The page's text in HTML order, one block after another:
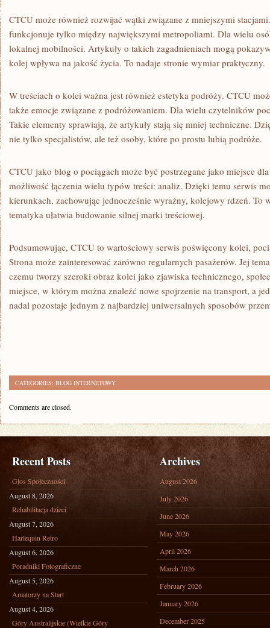
CTCU może również rozwijać wątki związane z mniejszymi
funkcjonuje tylko między największymi metropoliami. Dla wielu
lokalnej mobilności. Artykuły o takich zagadnieniach mogą
kolej wpływa na jakość życia. To nadaje stronie wymiar praktyczny.
W treściach o kolei ważna jest również estetyka podróży. CTCU
także emocje związane z podróżowaniem. Dla wielu czytelników
Takie elementy sprawiają, że artykuły stają się mniej techniczne.
nie tylko specjalistów, ale też osoby, które po prostu lubią podróże.
CTCU jako blog o pociągach może być postrzegane jako miejsce
możliwość łączenia wielu typów treści: analiz. Dzięki temu serwis
kierunkach, zachowując jednocześnie wyraźny, kolejowy rdzeń. To
tematyka ułatwia budowanie silnej marki treściowej.
Podsumowując, CTCU to wartościowy serwis poświęcony kolei,
Strona może zainteresować zarówno regularnych pasażerów. Jej
czemu tworzy szeroki obraz kolei jako zjawiska technicznego,
miejsce, w którym można znaleźć nowe spojrzenie na transport, a
nadal pozostaje jednym z najbardziej uniwersalnych sposobów
CATEGORIES: BLOG INTERNETOWY
Comments are closed.
Recent Posts
Głos Społeczności
August 8, 2026
Rehabilitacja dzieci
August 7, 2026
Harlequin Retro
August 6, 2026
Poradniki Fotograficzne
August 5, 2026
Amatorzy na Start
August 4, 2026
Góry Australijskie (Wielkie Góry
Archives
August 2026
July 2026
June 2026
May 2026
April 2026
March 2026
February 2026
January 2026
December 2025